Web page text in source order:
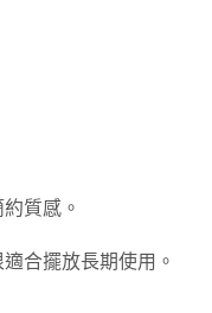
質感。
合擺放長期使用。